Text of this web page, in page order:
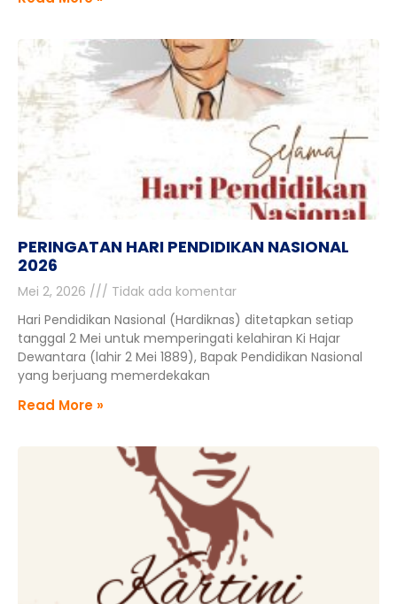
PERINGATAN HARI PENDIDIKAN NASIONAL
2026
Mei 2, 2026
Tidak ada komentar
Hari Pendidikan Nasional (Hardiknas) ditetapkan setiap
tanggal 2 Mei untuk memperingati kelahiran Ki Hajar
Dewantara (lahir 2 Mei 1889), Bapak Pendidikan Nasional
yang berjuang memerdekakan
Read More »